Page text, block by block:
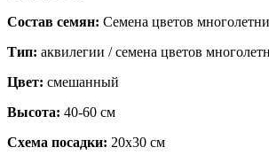
Состав семян: Семена цветов
Тип: аквилегии / семена цветов
Цвет: смешанный
Высота: 40-60 см
Схема посадки: 20х30 см